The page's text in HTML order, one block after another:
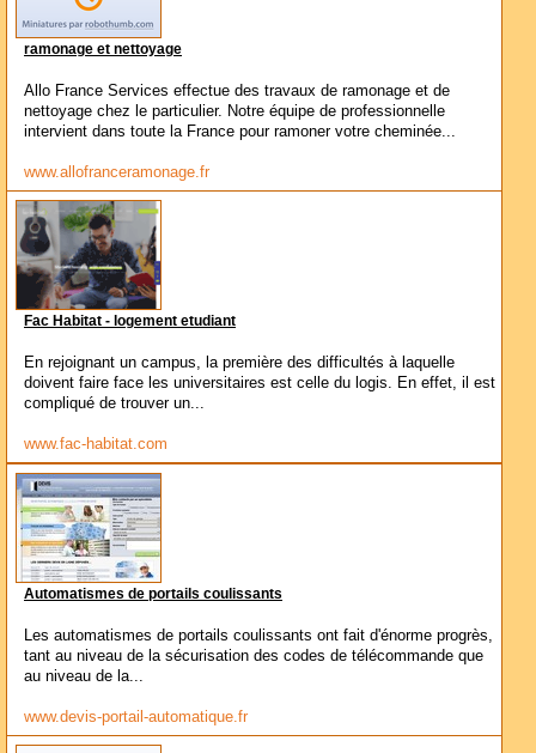
ramonage et nettoyage
Allo France Services effectue des travaux de ramonage et de
nettoyage chez le particulier. Notre équipe de professionnelle
intervient dans toute la France pour ramoner votre cheminée...
www.allofranceramonage.fr
Fac Habitat - logement etudiant
En rejoignant un campus, la première des difficultés à laquelle
doivent faire face les universitaires est celle du logis. En effet, il est
compliqué de trouver un...
www.fac-habitat.com
Automatismes de portails coulissants
Les automatismes de portails coulissants ont fait d'énorme progrès,
tant au niveau de la sécurisation des codes de télécommande que
au niveau de la...
www.devis-portail-automatique.fr